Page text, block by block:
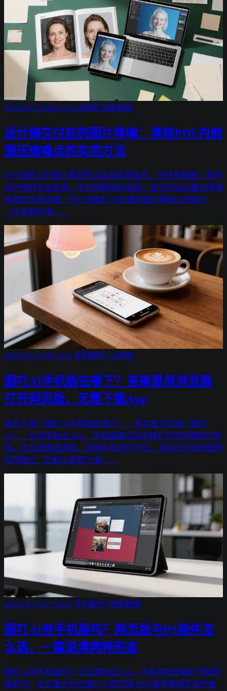
2026-06-15 08:31:39 AI修图 功能教程
设计稿交付前的图片降噪：清除PDF内嵌
图压缩噪点的实用方法
PDF里嵌入的图片常因导出压缩出现噪点、色块和模糊，影响
设计稿的专业质感。本文拆解噪点成因、给出导出设置与降噪
修复的实用流程，并介绍图叮AI在通用图片降噪上的能力
（以官网为准）。
2026-06-15 08:14:54 手机配件 AI修图
图叮AI手机版在哪下？答案是用浏览器
打开网页版，无需下载App
很多人搜「图叮AI手机版在哪下」，其实官方名是「图叮
AI」，它没有独立App，手机端通过浏览器打开网页版即可使
用。本文澄清品牌名、说明手机访问方式，并给出手机修图的
实用建议（功能以官网为准）。
2026-06-15 07:58:10 手机配件 功能教程
图叮AI有手机版吗？网页版与PS插件怎
么选，一篇说清两种形态
图叮AI有手机版吗？它没有独立App，手机用浏览器打开网页
版即可。本文重点对比图叮AI网页版与PS插件两种形态的差